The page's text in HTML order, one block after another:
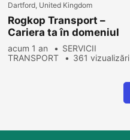
Dartford, United Kingdom
Rogkop Transport –
Cariera ta în domeniul
transportului începe
aici!
acum 1 an
SERVICII
TRANSPORT
361 vizualizări